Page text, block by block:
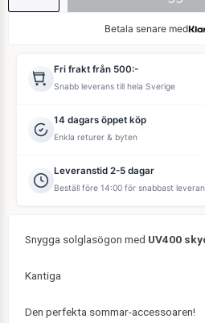
Betala senare med
Fri frakt från 500:-
Snabb leverans till hela Sverige
14 dagars öppet köp
Enkla returer & byten
Leveranstid 2-5 dagar
Beställ före 14:00 för snabbast
Snygga solglasögon med UV400
Kantiga
Den perfekta sommar-accessoaren!